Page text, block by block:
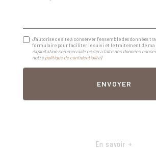
J'autorise ce site à conserver l'ensemble des données
formulaire pour faciliter le suivi et le traitement de ma
exploitation commerciale ne sera faite des données
notrepolitique de confidentialité)
En savoir +